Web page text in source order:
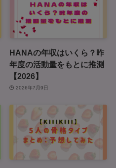
HANAの年収はいくら？昨
年度の活動量をもとに推測
【2026】
2026年7月9日